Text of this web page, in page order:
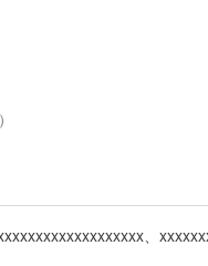
、